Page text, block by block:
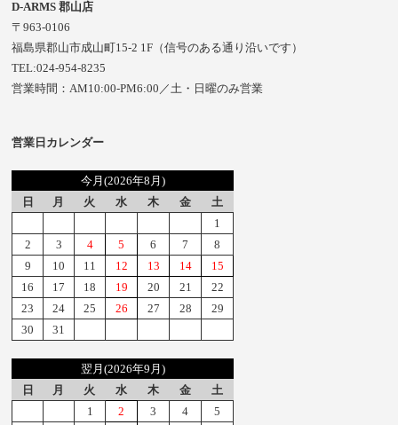
D-ARMS 郡山店
〒963-0106
福島県郡山市成山町15-2 1F（信号のある通り沿いです）
TEL:024-954-8235
営業時間：AM10:00-PM6:00／土・日曜のみ営業
営業日カレンダー
今月(2026年8月)
日
月 火 水 木 金
土
1
2
3 4 5 6 7
8
9
10 11 12 13 14
15
16
17 18 19 20 21
22
23
24 25 26 27 28
29
30
31
翌月(2026年9月)
日
月 火 水 木 金
土
1
2 3 4
5